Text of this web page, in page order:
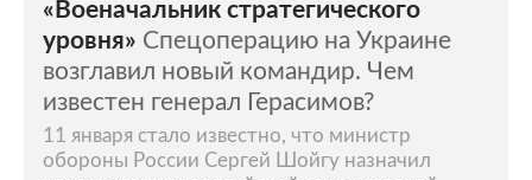
«Военачальник стратегического
уровня» Спецоперацию на Украине
возглавил новый командир. Чем
известен генерал Герасимов?
11 января стало известно, что министр
обороны России Сергей Шойгу назначил